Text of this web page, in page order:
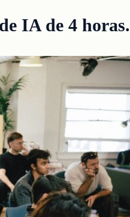
IA de 4 horas.